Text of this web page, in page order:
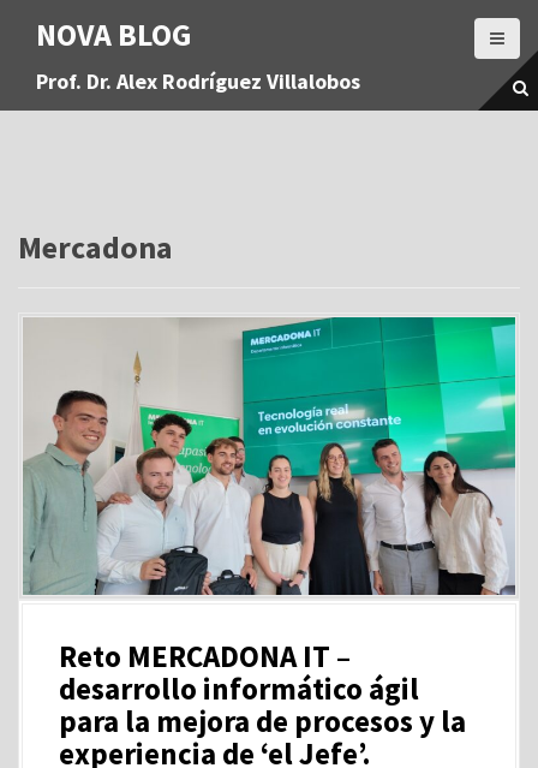
a
NOVA BLOG
Prof. Dr. Alex Rodríguez Villalobos
Mercadona
Reto MERCADONA IT –
desarrollo informático ágil
para la mejora de procesos y la
experiencia de ‘el Jefe’.